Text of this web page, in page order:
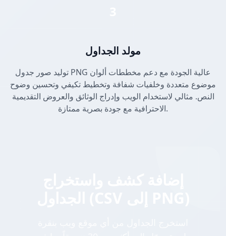
مولد الجداول
توليد صور جدول PNG عالية الجودة مع دعم مخططات ألوان
موضوع متعددة وخلفيات شفافة وتخطيط تكيفي وتحسين وضوح
النص. مثالي لاستخدام الويب وإدراج الوثائق والعروض التقديمية
الاحترافية مع جودة بصرية ممتازة.